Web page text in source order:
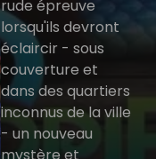
rude épreuve
lorsqu'ils devront
éclaircir - sous
couverture et
dans des quartiers
inconnus de la ville
- un nouveau